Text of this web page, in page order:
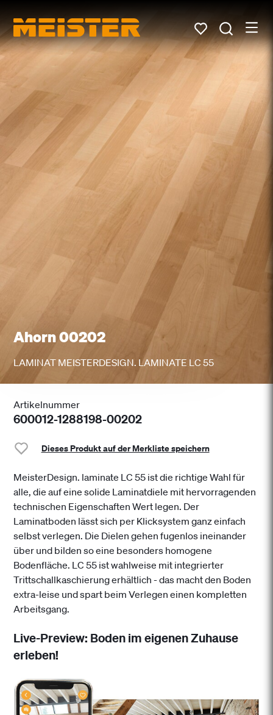
Ahorn 00202
LAMINAT MEISTERDESIGN. LAMINATE LC 55
Artikelnummer
600012-1288198-00202
Dieses Produkt auf der Merkliste speichern
MeisterDesign. laminate LC 55 ist die richtige Wahl für
alle, die auf eine solide Laminatdiele mit hervorragenden
technischen Eigenschaften Wert legen. Der
Laminatboden lässt sich per Klicksystem ganz einfach
selbst verlegen. Die Dielen gehen fugenlos ineinander
über und bilden so eine besonders homogene
Bodenfläche. LC 55 ist wahlweise mit integrierter
Trittschallkaschierung erhältlich - das macht den Boden
extra-leise und spart beim Verlegen einen kompletten
Arbeitsgang.
Live-Preview: Boden im eigenen Zuhause
erleben!